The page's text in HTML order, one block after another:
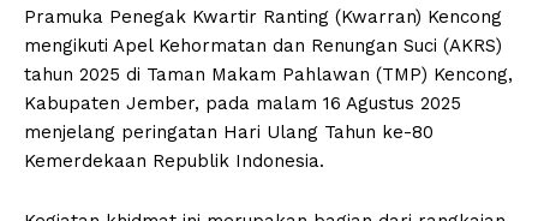
Pramuka Penegak Kwartir Ranting (Kwarran) Kencong
mengikuti Apel Kehormatan dan Renungan Suci (AKRS)
tahun 2025 di Taman Makam Pahlawan (TMP) Kencong,
Kabupaten Jember, pada malam 16 Agustus 2025
menjelang peringatan Hari Ulang Tahun ke-80
Kemerdekaan Republik Indonesia.